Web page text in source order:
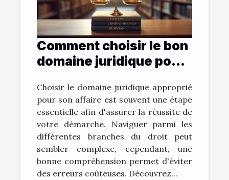
Comment choisir le bon
domaine juridique pour
Choisir le domaine juridique approprié
pour son affaire est souvent une étape
essentielle afin d'assurer la réussite de
votre démarche. Naviguer parmi les
différentes branches du droit peut
sembler complexe, cependant, une
bonne compréhension permet d'éviter
des erreurs coûteuses. Découvrez...